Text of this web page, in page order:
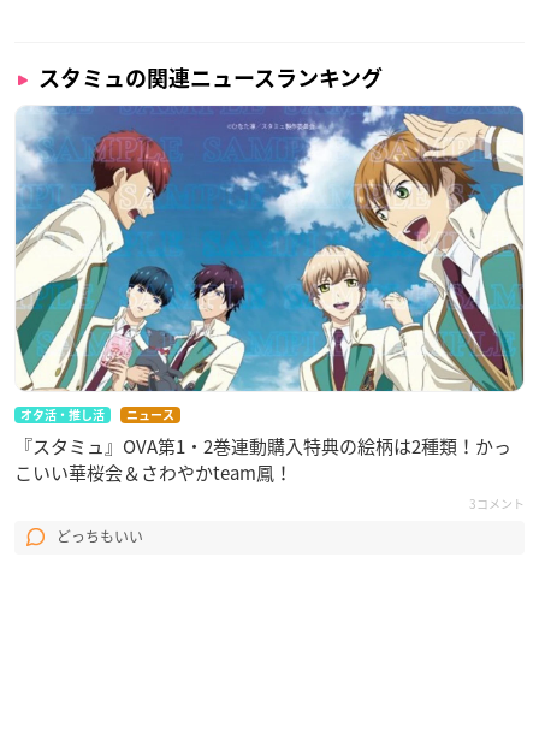
スタミュの関連ニュースランキング
オタ活・推し活 ニュース
『スタミュ』OVA第1・2巻連動購入特典の絵柄は2種類！かっ
こいい華桜会＆さわやかteam鳳！
3コメント
どっちもいい